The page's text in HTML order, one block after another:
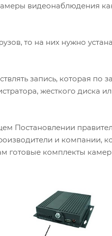
видеонаблюдения
то на них нужно
запись, которая по
жесткого диска
Постановлении
и компании,
готовые комплекты камер